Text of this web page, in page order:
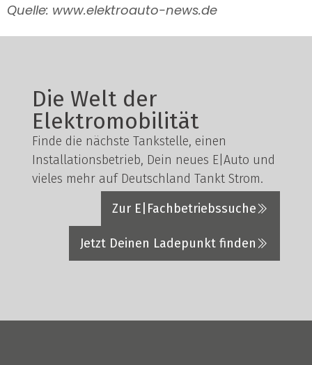
Quelle: www.elektroauto-news.de
Die Welt der
Elektromobilität
Finde die nächste Tankstelle, einen
Installationsbetrieb, Dein neues E|Auto und
vieles mehr auf Deutschland Tankt Strom.
Zur E|Fachbetriebssuche
Jetzt Deinen Ladepunkt finden